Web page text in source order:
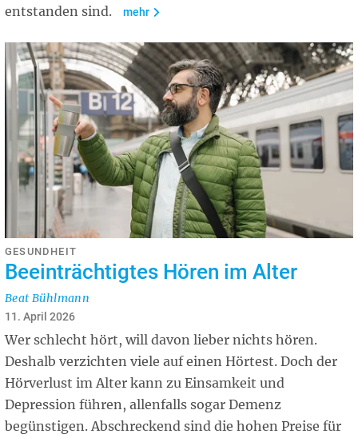
entstanden sind.
mehr
GESUNDHEIT
Beeinträchtigtes Hören im Alter
Beat Bühlmann
11. April 2026
Wer schlecht hört, will davon lieber nichts hören.
Deshalb verzichten viele auf einen Hörtest. Doch der
Hörverlust im Alter kann zu Einsamkeit und
Depression führen, allenfalls sogar Demenz
begünstigen. Abschreckend sind die hohen Preise für